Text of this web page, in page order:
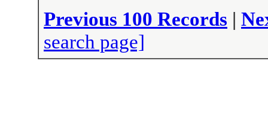
Previous 100 Records |
search page]